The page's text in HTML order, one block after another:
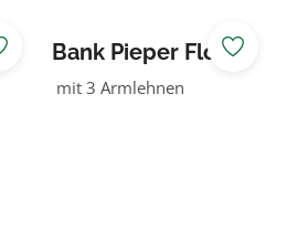
Bank Pieper Flow
Eiche grün
mit 3 Armlehnen